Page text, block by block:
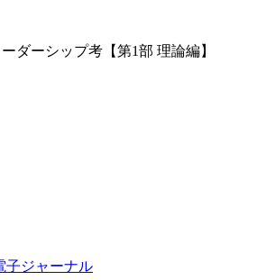
ダーシップ考【第1部 理論編】
子ジャーナル